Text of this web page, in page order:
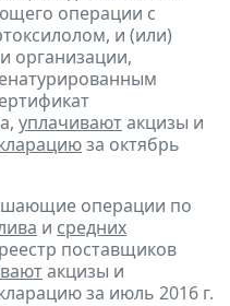
операции с
и (или)
организации,
уплачиваютакцизы и
за октябрь
операции по
и средних
поставщиков
акцизы и
за июль 2016 г.